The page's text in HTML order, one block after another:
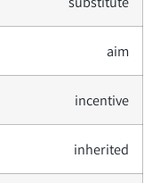
aim
incentive
inherited